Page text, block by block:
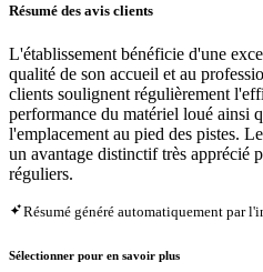
Résumé des avis clients
L'établissement bénéficie d'une
qualité de son accueil et au
clients soulignent régulièrement
performance du matériel loué ainsi
l'emplacement au pied des pistes.
un avantage distinctif très apprécié
réguliers.
Résumé généré automatiquement par
Sélectionner pour en savoir plus